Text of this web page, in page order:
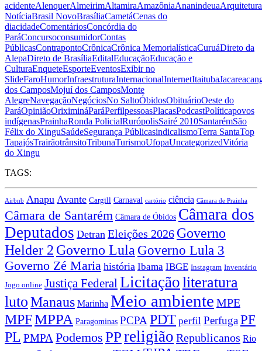
acidenteAlenquerAlmeirimAltamiraAmazôniaAnanindeuaArquitetura
NotíciaBrasil NovoBrasíliaCametáCenas do
diacidadeComentáriosConcórdia do
ParáConcursoconsumidorContas
PúblicasContrapontoCrônicaCrônica MemorialísticaCuruáDireto da
AlepaDireto de BrasíliaEditalEducaçãoEducação e
CulturaEnqueteEsporteEventosExibir no
SlideFaroHumorInfraestruturaInternacionalInternetItaituba
dos CamposMojuí dos CamposMonte
AlegreNavegaçãoNegóciosNo SaltoÓbidosObituárioOeste do
ParáOpiniãoOriximináParáPerfilpessoasPlacasPodcastPolíticapovos
indígenasPrainhaRonda PolicialRurópolisSairé 2010SantarémSão
Félix do XinguSaúdeSegurança PúblicasindicalismoTerra SantaTop
TapajósTrairãotrânsitoTribunaTurismoUfopaUncategorizedVitória
do Xingu
TAGS:
Airbnb Anapu Avante Cargill Carnaval cartório ciência Câmara de Prainha
Câmara de Santarém Câmara de Óbidos Câmara dos
Deputados Detran Eleições 2026 Governo
Helder 2 Governo Lula Governo Lula 3
Governo Zé Maria história Ibama IBGE Instagram Inventário
Jogo online Justiça FederalLicitaçãoliteratura
lutoManaus Marinha Meio ambiente MPE
MPFMPPA Paragominas PCPA PDT perfil PerfugaPF
PL PMPA Podemos PPreligião Republicanos Rio